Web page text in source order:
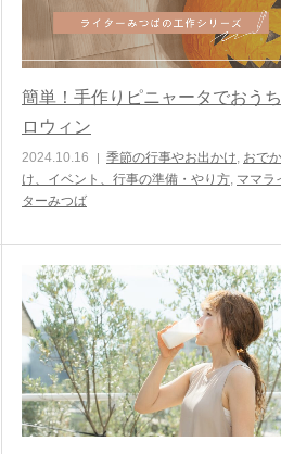
簡単！手作りピニャータでおう
ロウィン
2024.10.16 季節の行事やお出かけ, おでか
け、イベント、行事の準備・やり方, ママラ
ターみつば